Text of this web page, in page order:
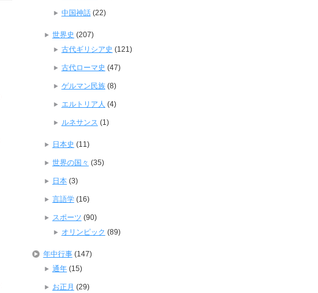
中国神話(22)
世界史 (207)
古代ギリシア史 (121)
古代ローマ史 (47)
ゲルマン民族(8)
エルトリア人 (4)
ルネサンス (1)
日本史 (11)
世界の国々 (35)
日本(3)
言語学(16)
スポーツ (90)
オリンピック (89)
年中行事(147)
通年(15)
お正月 (29)